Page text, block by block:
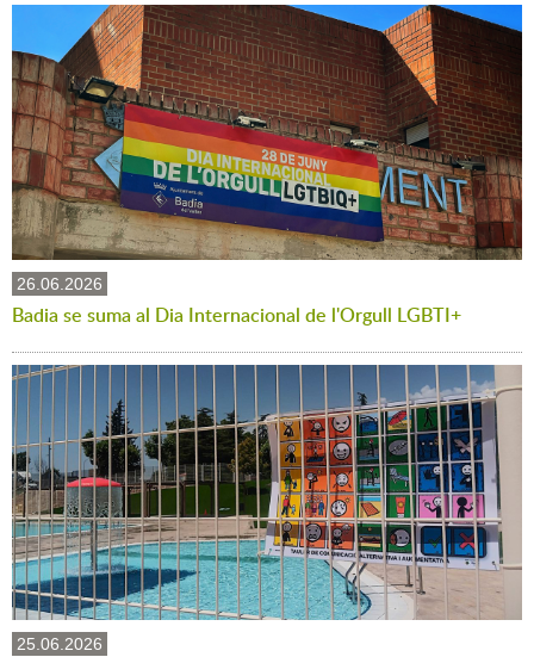
26.06.2026
Badia se suma al Dia Internacional de l'Orgull LGBTI+
25.06.2026